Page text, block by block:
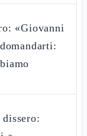
«Giovanni
dissero: